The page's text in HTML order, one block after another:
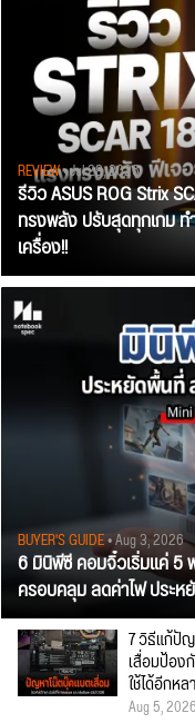
REVIEW• Jul 28, 2026
รีวิว ASUS ROG Strix
ทรงพลัง ปรับสุดทุกเกม
เครื่อง!!
BUYER'S GUIDE• Aug 3, 2026
6 มินิพีซี คอมจิ๋วเริ่มแค่ 5
ครอบคลุม ลดค่าไฟ ประ
7 วิธีแก้ปั
เสื่อมป้อง
ใช้ได้อีกห
Aug 5, 2026